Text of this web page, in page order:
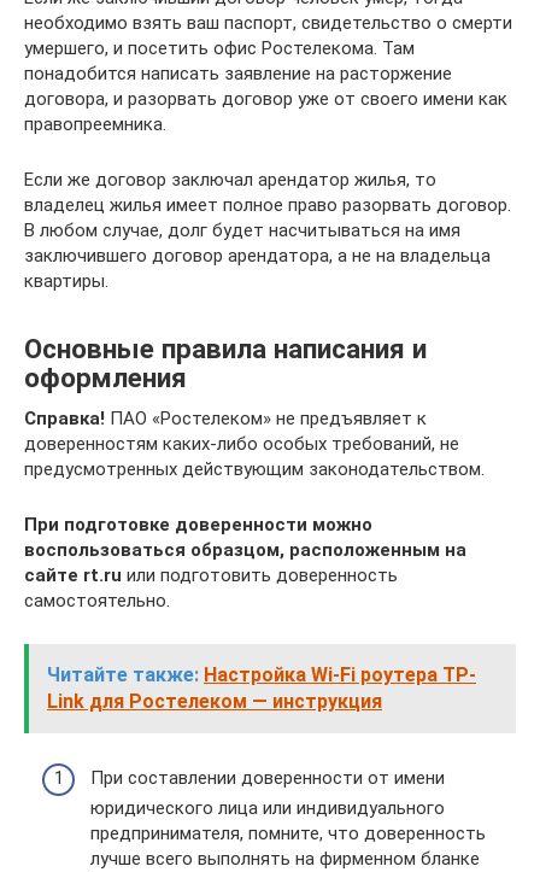
необходимо взять ваш паспорт, свидетельство о смерти
умершего, и посетить офис Ростелекома. Там
понадобится написать заявление на расторжение
договора, и разорвать договор уже от своего имени как
правопреемника.
Если же договор заключал арендатор жилья, то
владелец жилья имеет полное право разорвать договор.
В любом случае, долг будет насчитываться на имя
заключившего договор арендатора, а не на владельца
квартиры.
Основные правила написания и
оформления
Справка! ПАО «Ростелеком» не предъявляет к
доверенностям каких-либо особых требований, не
предусмотренных действующим законодательством.
При подготовке доверенности можно
воспользоваться образцом, расположенным на
сайте rt.ru или подготовить доверенность
самостоятельно.
Читайте также: Настройка Wi-Fi роутера TP-
Link для Ростелеком — инструкция
При составлении доверенности от имени
юридического лица или индивидуального
предпринимателя, помните, что доверенность
лучше всего выполнять на фирменном бланке